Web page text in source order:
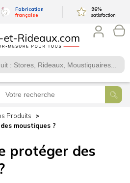
Fabrication
française
96%
satisfaction
Produits
moustiques ?
protéger des